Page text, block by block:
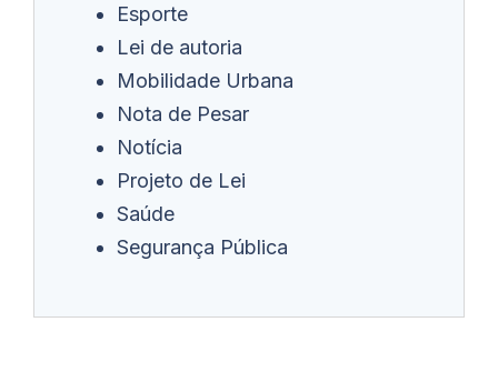
Esporte
Lei de autoria
Mobilidade Urbana
Nota de Pesar
Notícia
Projeto de Lei
Saúde
Segurança Pública